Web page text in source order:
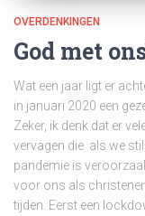
OVERDENKINGEN
God met
Wat een jaar ligt er
in januari 2020 een
Zeker, ik denk dat er
vervagen die als we
pandemie is
voor ons als
tijden. Eerst een